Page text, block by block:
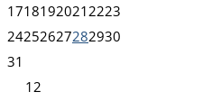
1718192021 2223
24252627282930
31
1 2